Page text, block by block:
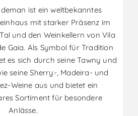
ist ein weltbekanntes
mit starker Präsenz im
und den Weinkellern von Vila
Gaia. Als Symbol für Tradition
es sich durch seine Tawny und
seine Sherry-, Madeira- und
Weine aus und bietet ein
Sortiment für besondere
Anlässe.